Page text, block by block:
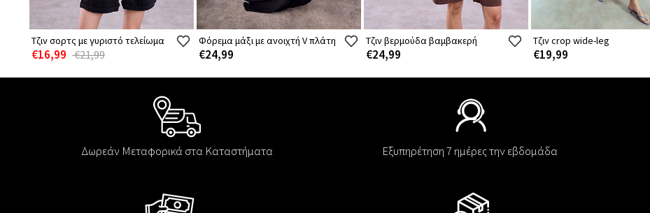
Τζιν σορτς με γυριστό τελείωμα
€16,99 €21,99
Φόρεμα μάξι με ανοιχτή V πλάτη
€24,99
Τζιν βερμούδα βαμβακερή
€24,99
Τζιν crop wide-leg
€19,99
Δωρεάν Μεταφορικά στα Καταστήματα Εξυπηρέτηση 7 ημέρες την εβδομάδα